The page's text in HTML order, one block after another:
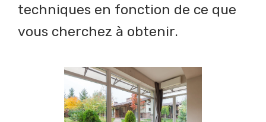
techniques en fonction de ce que
vous cherchez à obtenir.